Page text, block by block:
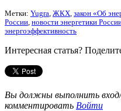
Метки: Yugra, ЖКХ, закон «Об
России, новости энергетики
энергоэффективность
Интересная статья?
Вы должны выполнить
комментировать Войти